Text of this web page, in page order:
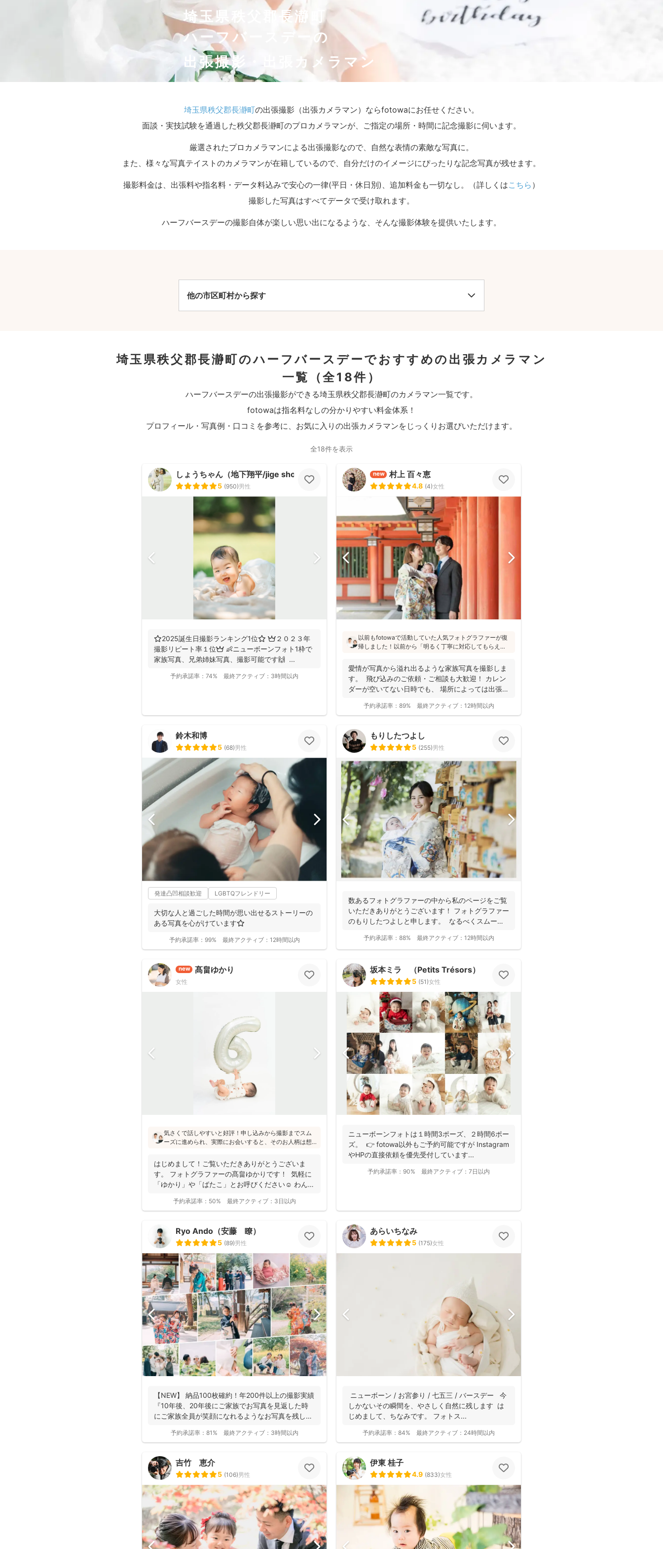
埼玉県秩父郡長瀞町
ハーフバースデーの
出張撮影・出張カメラマン
埼玉県秩父郡長瀞町の出張撮影（出張カメラマン）ならfotowaにお任せください。
面談・実技試験を通過した秩父郡長瀞町のプロカメラマンが、ご指定の場所・時間に記念撮影に伺います。
厳選されたプロカメラマンによる出張撮影なので、自然な表情の素敵な写真に。
また、様々な写真テイストのカメラマンが在籍しているので、自分だけのイメージにぴったりな記念写真が残せます。
撮影料金は、出張料や指名料・データ料込みで安心の一律(平日・休日別)、追加料金も一切なし。（詳しくはこちら ）
撮影した写真はすべてデータで受け取れます。
ハーフバースデーの撮影自体が楽しい思い出になるような、そんな撮影体験を提供いたします。
他の市区町村から探す
埼玉県秩父郡長瀞町のハーフバースデーでおすすめの出張カメラマン
一覧
（全18件）
ハーフバースデーの出張撮影ができる埼玉県秩父郡長瀞町のカメラマン一覧です。
fotowaは指名料なしの分かりやすい料金体系！
プロフィール・写真例・口コミを参考に、お気に入りの出張カメラマンをじっくりお選びいただけます。
全18件を表示
しょうちゃん（地下翔平/jige shohe）
5 (950)男性
⭐️2025誕生日撮影ランキング1位⭐️ 👑２０２３年
撮影リピート率１位👑 👶ニューボーンフォト1枠で
家族写真、兄弟姉妹写真、撮影可能です🙌 ...
予約承諾率： 74% 最終アクティブ： 3時間以内
new 村上 百々恵
4.8 (4)女性
以前もfotowaで活動していた人気フォトグラファーが復
帰しました！以前から「明るく丁寧に対応してもらえ
と好評です♪特にニューボーンフォトは様々な研修を受講
し、クオリティ高いお写真をお届けされています(^^)
愛情が写真から溢れ出るような家族写真を撮影しま
す。 飛び込みのご依頼・ご相談も大歓迎！ カレン
ダーが空いてない日時でも、 場所によっては出張で
予約承諾率： 89% 最終アクティブ： 12時間以内
鈴木和博
5 (68)男性
発達凸凹相談歓迎 LGBTQフレンドリー
大切な人と過ごした時間が思い出せるストーリーの
ある写真を心がけています⭐️
予約承諾率： 99% 最終アクティブ： 12時間以内
もりしたつよし
5 (255)男性
数あるフォトグラファーの中から私のページをご覧
いただきありがとうございます！ フォトグラファー
のもりしたつよしと申します。 なるべくスムーズ
予約承諾率： 88% 最終アクティブ： 12時間以内
new 髙畠ゆかり
女性
気さくで話しやすいと好評！申し込みから撮影までスム
ーズに進められ、実際にお会いすると、そのお人柄は想
フォトの研修をしっかり受講され、ウェディング業界経
験もあり、赤ちゃんから大人まで安心してお写りいただ
けます♪
はじめまして！ご覧いただきありがとうございま
す。 フォトグラファーの髙畠ゆかりです！ 気軽に
「ゆかり」や「ばたこ」とお呼びください☺︎ わんぱ
予約承諾率： 50% 最終アクティブ： 3日以内
坂本ミラ （Petits Trésors）
5 (51)女性
ニューボーンフォトは１時間3ポーズ、２時間6ポー
ズ。 👉 fotowa以外もご予約可能ですが Instagram
やHPの直接依頼を優先受付しています...
予約承諾率： 90% 最終アクティブ： 7日以内
Ryo Ando（安藤 瞭）
5 (89)男性
【NEW】 納品100枚確約！年200件以上の撮影実績
『10年後、20年後にご家族でお写真を見返した時
にご家族全員が笑顔になれるようなお写真を残し
予約承諾率： 81% 最終アクティブ： 3時間以内
あらいちなみ
5 (175)女性
ニューボーン / お宮参り / 七五三 / バースデー 今
しかないその瞬間を、やさしく自然に残します は
じめまして、ちなみです。 フォトス...
予約承諾率： 84% 最終アクティブ： 24時間以内
吉竹 恵介
5 (106)男性
伊東 桂子
4.9 (833)女性